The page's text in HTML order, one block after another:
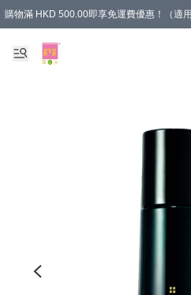
購物滿 HKD 500.00即享免運費優惠！（適